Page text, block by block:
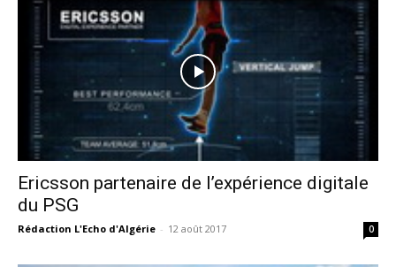
Ericsson partenaire de l’expérience digitale
du PSG
Rédaction L'Echo d'Algérie - 12 août 2017 0